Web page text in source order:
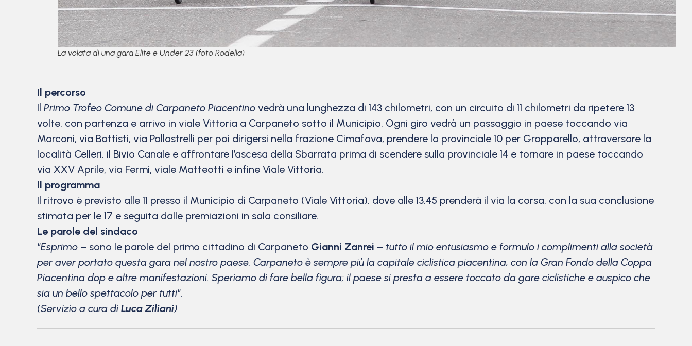
La volata di una gara Elite e Under 23 (foto Rodella)
Il percorso
Il Primo Trofeo Comune di Carpaneto Piacentino vedrà una lunghezza di 143 chilometri, con un circuito di 11 chilometri da ripetere 13
volte, con partenza e arrivo in viale Vittoria a Carpaneto sotto il Municipio. Ogni giro vedrà un passaggio in paese toccando via
Marconi, via Battisti, via Pallastrelli per poi dirigersi nella frazione Cimafava, prendere la provinciale 10 per Gropparello, attraversare la
località Celleri, il Bivio Canale e affrontare l’ascesa della Sbarrata prima di scendere sulla provinciale 14 e tornare in paese toccando
via XXV Aprile, via Fermi, viale Matteotti e infine Viale Vittoria.
Il programma
Il ritrovo è previsto alle 11 presso il Municipio di Carpaneto (Viale Vittoria), dove alle 13,45 prenderà il via la corsa, con la sua conclusione
stimata per le 17 e seguita dalle premiazioni in sala consiliare.
Le parole del sindaco
“Esprimo – sono le parole del primo cittadino di Carpaneto Gianni Zanrei – tutto il mio entusiasmo e formulo i complimenti alla società
per aver portato questa gara nel nostro paese. Carpaneto è sempre più la capitale ciclistica piacentina, con la Gran Fondo della Coppa
Piacentina dop e altre manifestazioni. Speriamo di fare bella figura; il paese si presta a essere toccato da gare ciclistiche e auspico che
sia un bello spettacolo per tutti“.
(Servizio a cura di Luca Ziliani)